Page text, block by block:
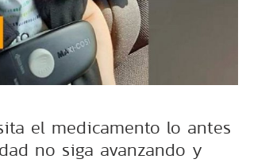
el medicamento lo antes
no siga avanzando y